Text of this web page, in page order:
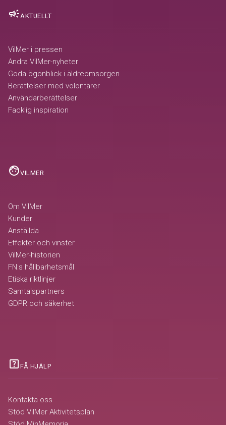
campaignAKTUELLT
VilMer i pressen
Andra VilMer-nyheter
Goda ögonblick i äldreomsorgen
Berättelser med volontärer
Användarberättelser
Facklig inspiration
faceVILMER
Om VilMer
Kunder
Anställda
Effekter och vinster
VilMer-historien
FN:s hållbarhetsmål
Etiska riktlinjer
Samtalspartners
GDPR och säkerhet
help_center FÅ HJÄLP
Kontakta oss
Stöd VilMer Aktivitetsplan